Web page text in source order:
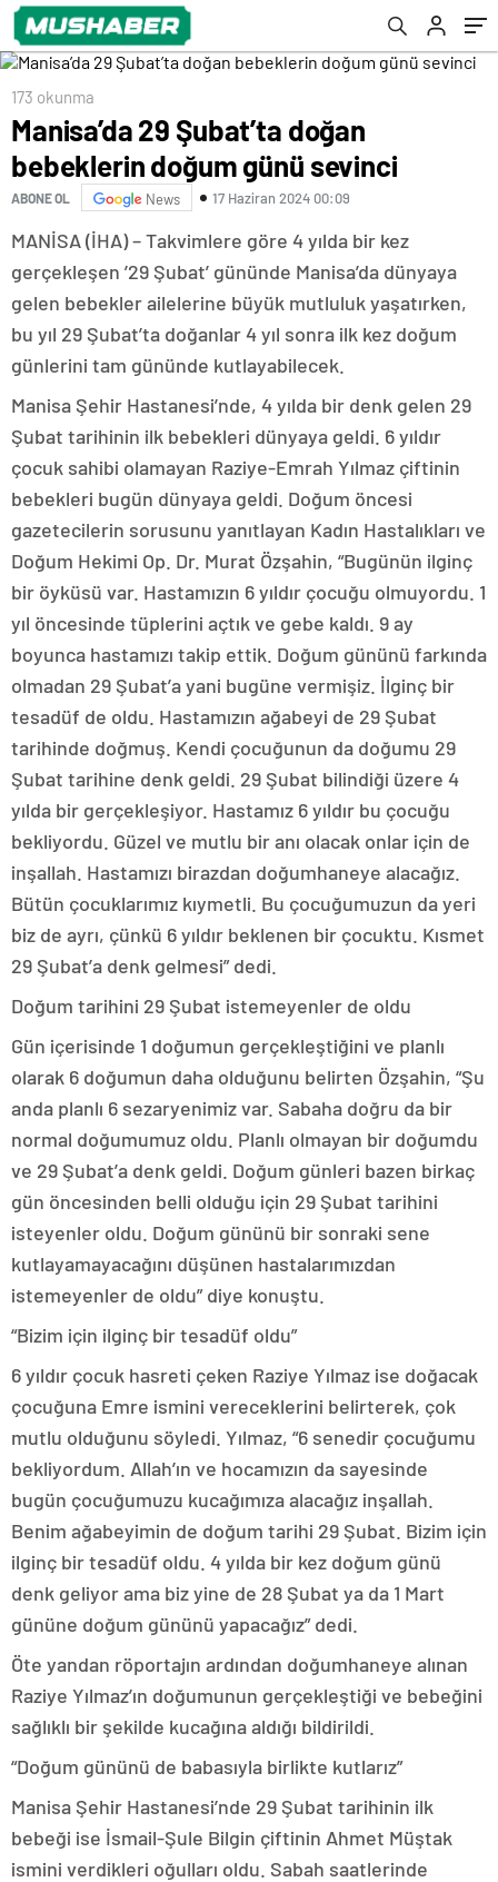
173 okunma
Manisa’da 29 Şubat’ta doğan
bebeklerin doğum günü sevinci
ABONE OL News 17 Haziran 2024 00:09
MANİSA (İHA) – Takvimlere göre 4 yılda bir kez
gerçekleşen ’29 Şubat’ gününde Manisa’da dünyaya
gelen bebekler ailelerine büyük mutluluk yaşatırken,
bu yıl 29 Şubat’ta doğanlar 4 yıl sonra ilk kez doğum
günlerini tam gününde kutlayabilecek.
Manisa Şehir Hastanesi’nde, 4 yılda bir denk gelen 29
Şubat tarihinin ilk bebekleri dünyaya geldi. 6 yıldır
çocuk sahibi olamayan Raziye-Emrah Yılmaz çiftinin
bebekleri bugün dünyaya geldi. Doğum öncesi
gazetecilerin sorusunu yanıtlayan Kadın Hastalıkları ve
Doğum Hekimi Op. Dr. Murat Özşahin, “Bugünün ilginç
bir öyküsü var. Hastamızın 6 yıldır çocuğu olmuyordu. 1
yıl öncesinde tüplerini açtık ve gebe kaldı. 9 ay
boyunca hastamızı takip ettik. Doğum gününü farkında
olmadan 29 Şubat’a yani bugüne vermişiz. İlginç bir
tesadüf de oldu. Hastamızın ağabeyi de 29 Şubat
tarihinde doğmuş. Kendi çocuğunun da doğumu 29
Şubat tarihine denk geldi. 29 Şubat bilindiği üzere 4
yılda bir gerçekleşiyor. Hastamız 6 yıldır bu çocuğu
bekliyordu. Güzel ve mutlu bir anı olacak onlar için de
inşallah. Hastamızı birazdan doğumhaneye alacağız.
Bütün çocuklarımız kıymetli. Bu çocuğumuzun da yeri
biz de ayrı, çünkü 6 yıldır beklenen bir çocuktu. Kısmet
29 Şubat’a denk gelmesi” dedi.
Doğum tarihini 29 Şubat istemeyenler de oldu
Gün içerisinde 1 doğumun gerçekleştiğini ve planlı
olarak 6 doğumun daha olduğunu belirten Özşahin, “Şu
anda planlı 6 sezaryenimiz var. Sabaha doğru da bir
normal doğumumuz oldu. Planlı olmayan bir doğumdu
ve 29 Şubat’a denk geldi. Doğum günleri bazen birkaç
gün öncesinden belli olduğu için 29 Şubat tarihini
isteyenler oldu. Doğum gününü bir sonraki sene
kutlayamayacağını düşünen hastalarımızdan
istemeyenler de oldu” diye konuştu.
“Bizim için ilginç bir tesadüf oldu”
6 yıldır çocuk hasreti çeken Raziye Yılmaz ise doğacak
çocuğuna Emre ismini vereceklerini belirterek, çok
mutlu olduğunu söyledi. Yılmaz, “6 senedir çocuğumu
bekliyordum. Allah’ın ve hocamızın da sayesinde
bugün çocuğumuzu kucağımıza alacağız inşallah.
Benim ağabeyimin de doğum tarihi 29 Şubat. Bizim için
ilginç bir tesadüf oldu. 4 yılda bir kez doğum günü
denk geliyor ama biz yine de 28 Şubat ya da 1 Mart
gününe doğum gününü yapacağız” dedi.
Öte yandan röportajın ardından doğumhaneye alınan
Raziye Yılmaz’ın doğumunun gerçekleştiği ve bebeğini
sağlıklı bir şekilde kucağına aldığı bildirildi.
“Doğum gününü de babasıyla birlikte kutlarız”
Manisa Şehir Hastanesi’nde 29 Şubat tarihinin ilk
bebeği ise İsmail-Şule Bilgin çiftinin Ahmet Müştak
ismini verdikleri oğulları oldu. Sabah saatlerinde